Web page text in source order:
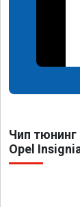
Чип
Opel